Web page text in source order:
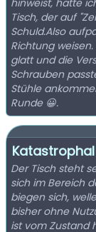
hinweist, hatte
Tisch, der auf
Schuld.Also
Richtung
glatt und die
Schrauben
Stühle
Runde 😀.
Der Tisch steht
sich im Bereich
biegen sich,
bisher ohne
ist vom Zustand